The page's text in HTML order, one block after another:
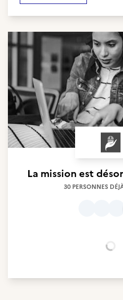
La mission est
30 PERSONNES